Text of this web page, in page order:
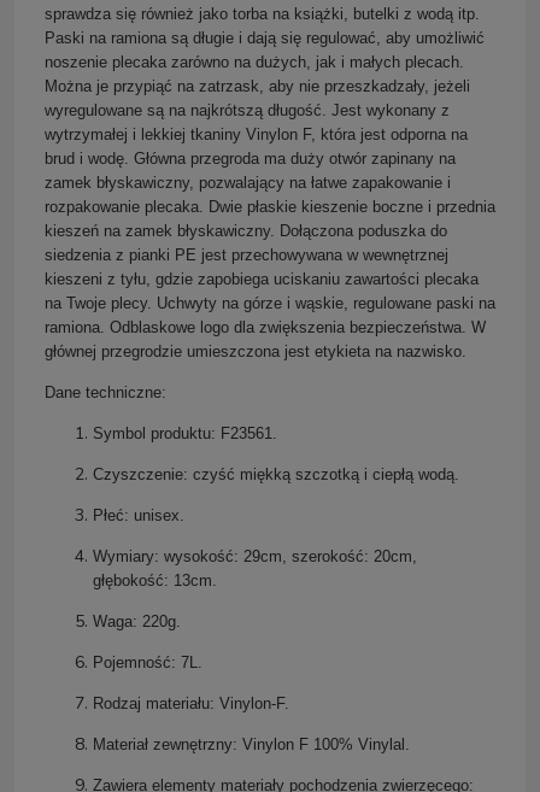
sprawdza się również jako torba na książki, butelki z wodą itp.
Paski na ramiona są długie i dają się regulować, aby umożliwić
noszenie plecaka zarówno na dużych, jak i małych plecach.
Można je przypiąć na zatrzask, aby nie przeszkadzały, jeżeli
wyregulowane są na najkrótszą długość. Jest wykonany z
wytrzymałej i lekkiej tkaniny Vinylon F, która jest odporna na
brud i wodę. Główna przegroda ma duży otwór zapinany na
zamek błyskawiczny, pozwalający na łatwe zapakowanie i
rozpakowanie plecaka. Dwie płaskie kieszenie boczne i przednia
kieszeń na zamek błyskawiczny. Dołączona poduszka do
siedzenia z pianki PE jest przechowywana w wewnętrznej
kieszeni z tyłu, gdzie zapobiega uciskaniu zawartości plecaka
na Twoje plecy. Uchwyty na górze i wąskie, regulowane paski na
ramiona. Odblaskowe logo dla zwiększenia bezpieczeństwa . W
głównej przegrodzie umieszczona jest etykieta na nazwisko.
Dane techniczne:
Symbol produktu: F23561.
Czyszczenie: czyść miękką szczotką i ciepłą wodą.
Płeć: unisex.
Wymiary: wysokość: 29cm, szerokość: 20cm,
głębokość: 13cm.
Waga: 220g.
Pojemność: 7L.
Rodzaj materiału: Vinylon-F.
Materiał zewnętrzny: Vinylon F 100% Vinylal.
Zawiera elementy materiały pochodzenia zwierzęcego: